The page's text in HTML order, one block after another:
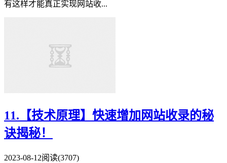
有这样才能真正实现网站收...
11.【技术原理】快速增加网站收录的秘
诀揭秘！
2023-08-12阅读(3707)